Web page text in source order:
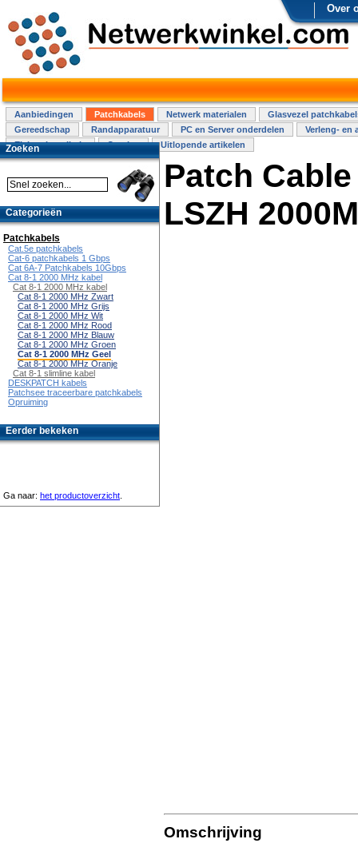
Over
Aanbiedingen Patchkabels Netwerk materialen
Glasvezel
Gereedschap
Randapparatuur PC en Server onderdelen
Verleng- en
Elektra installatie
Overige Uitlopende artikelen
Patch
LSZH
Omschrijving
Zoeken
Categorieën
Patchkabels
Cat.5e patchkabels
Cat-6 patchkabels 1 Gbps
Cat 6A-7 Patchkabels 10Gbps
Cat 8-1 2000 MHz kabel
Cat 8-1 2000 MHz kabel
Cat 8-1 2000 MHz Zwart
Cat 8-1 2000 MHz Grijs
Cat 8-1 2000 MHz Wit
Cat 8-1 2000 MHz Rood
Cat 8-1 2000 MHz Blauw
Cat 8-1 2000 MHz Groen
Cat 8-1 2000 MHz Geel
Cat 8-1 2000 MHz Oranje
Cat 8-1 slimline kabel
DESKPATCH kabels
Patchsee traceerbare patchkabels
Opruiming
Eerder bekeken
Ga naar: het productoverzicht